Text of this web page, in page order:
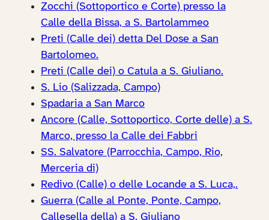
Zocchi (Sottoportico e Corte) presso la
Calle della Bissa, a S. Bartolammeo
Preti (Calle dei) detta Del Dose a San
Bartolomeo.
Preti (Calle dei) o Catula a S. Giuliano.
S. Lio (Salizzada, Campo)
Spadaria a San Marco
Ancore (Calle, Sottoportico, Corte delle) a S.
Marco, presso la Calle dei Fabbri
SS. Salvatore (Parrocchia, Campo, Rio,
Merceria di)
Redivo (Calle) o delle Locande a S. Luca,.
Guerra (Calle al Ponte, Ponte, Campo,
Callesella della) a S. Giuliano